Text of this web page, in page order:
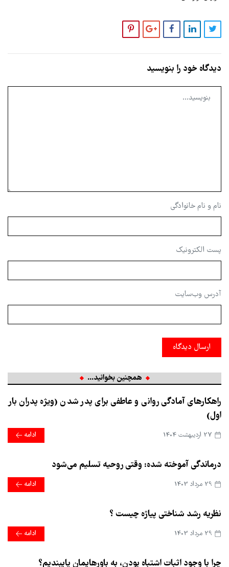
دیدگاه خود را بنویسید
نام و نام خانوادگی
پست الکترونیک
آدرس وب‌سایت
ارسال دیدگاه
همچنین بخوانید...
راهکارهای آمادگی روانی و عاطفی برای پدر شدن (ویژه پدران بار
اول)
ادامه
درماندگی آموخته شده: وقتی روحیه تسلیم می‌شود
ادامه
نظریه رشد شناختی پیاژه چیست ؟
ادامه
چرا با وجود اثبات اشتباه بودن، به باورهایمان پایبندیم؟